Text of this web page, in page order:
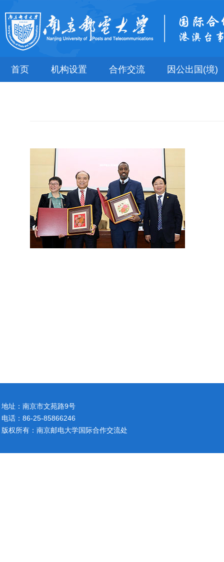
首页 机构设置 合作交流 因公出国(境)
地址：南京市文苑路9号
电话：86-25-85866246
版权所有：南京邮电大学国际合作交流处